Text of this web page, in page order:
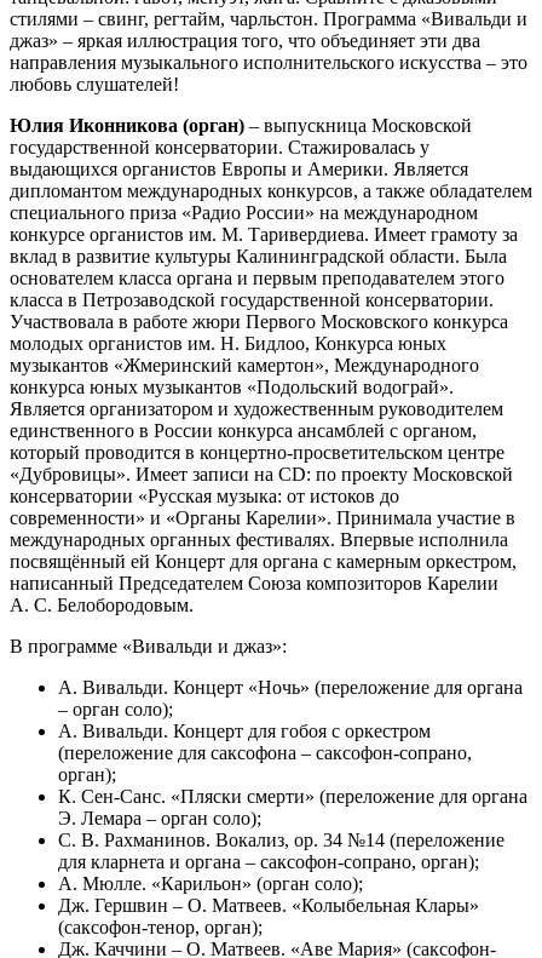
стилями – свинг, регтайм, чарльстон. Программа «Вивальди и
джаз» – яркая иллюстрация того, что объединяет эти два
направления музыкального исполнительского искусства – это
любовь слушателей!
Юлия Иконникова (орган) – выпускница Московской
государственной консерватории. Стажировалась у
выдающихся органистов Европы и Америки. Является
дипломантом международных конкурсов, а также обладателем
специального приза «Радио России» на международном
конкурсе органистов им. М. Таривердиева. Имеет грамоту за
вклад в развитие культуры Калининградской области. Была
основателем класса органа и первым преподавателем этого
класса в Петрозаводской государственной консерватории.
Участвовала в работе жюри Первого Московского конкурса
молодых органистов им. Н. Бидлоо, Конкурса юных
музыкантов «Жмеринский камертон», Международного
конкурса юных музыкантов «Подольский водограй».
Является организатором и художественным руководителем
единственного в России конкурса ансамблей с органом,
который проводится в концертно-просветительском центре
«Дубровицы». Имеет записи на CD: по проекту Московской
консерватории «Русская музыка: от истоков до
современности» и «Органы Карелии». Принимала участие в
международных органных фестивалях. Впервые исполнила
посвящённый ей Концерт для органа с камерным оркестром,
написанный Председателем Союза композиторов Карелии
А. С. Белобородовым.
В программе «Вивальди и джаз»:
А. Вивальди. Концерт «Ночь» (переложение для органа
– орган соло);
А. Вивальди. Концерт для гобоя с оркестром
(переложение для саксофона – саксофон-сопрано,
орган);
К. Сен-Санс. «Пляски смерти» (переложение для органа
Э. Лемара – орган соло);
С. В. Рахманинов. Вокализ, ор. 34 №14 (переложение
для кларнета и органа – саксофон-сопрано, орган);
А. Мюлле. «Карильон» (орган соло);
Дж. Гершвин – О. Матвеев. «Колыбельная Клары»
(саксофон-тенор, орган);
Дж. Каччини – О. Матвеев. «Аве Мария» (саксофон-